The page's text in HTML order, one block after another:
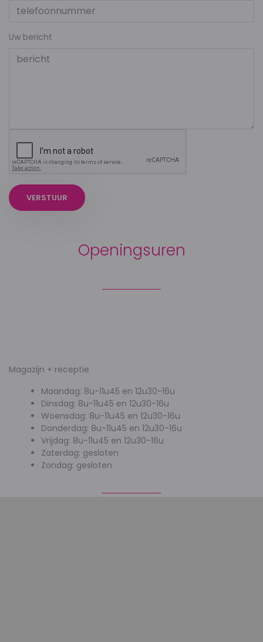
Uw bericht
VERSTUUR
Openingsuren
Magazijn + receptie
Maandag: 8u-11u45 en 12u30-16u
Dinsdag: 8u-11u45 en 12u30-16u
Woensdag: 8u-11u45 en 12u30-16u
Donderdag: 8u-11u45 en 12u30-16u
Vrijdag: 8u-11u45 en 12u30-16u
Zaterdag: gesloten
Zondag: gesloten